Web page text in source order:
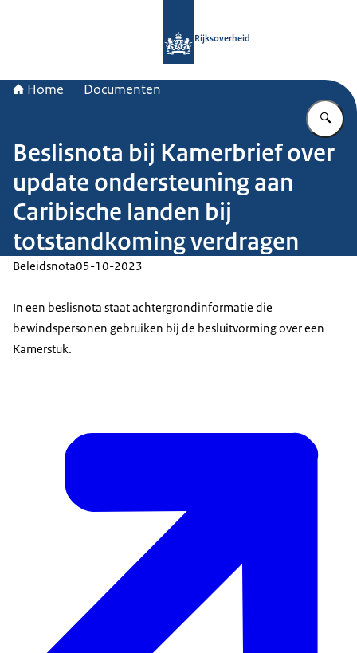
Rijksoverheid
Home Documenten
Beslisnota bij Kamerbrief over
update ondersteuning aan
Caribische landen bij
totstandkoming verdragen
Beleidsnota05-10-2023
In een beslisnota staat achtergrondinformatie die
bewindspersonen gebruiken bij de besluitvorming over een
Kamerstuk.